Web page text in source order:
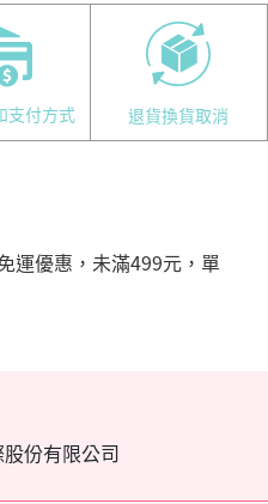
支付方式 退貨換貨取消
運優惠，未滿499元，單
份有限公司